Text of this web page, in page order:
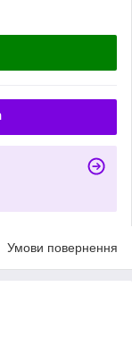
Умови повернення